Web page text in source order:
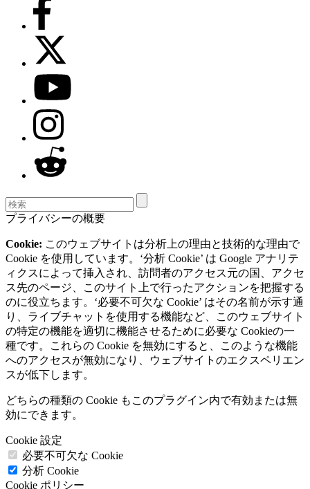
プライバシーの概要
Cookie: このウェブサイトは分析上の理由と技術的な理由で
Cookie を使用しています。‘分析 Cookie’ は Google アナリテ
ィクスによって挿入され、訪問者のアクセス元の国、アクセ
ス先のページ、このサイト上で行ったアクションを把握する
のに役立ちます。‘必要不可欠な Cookie’ はその名前が示す通
り、ライブチャットを使用する機能など、このウェブサイト
の特定の機能を適切に機能させるために必要な Cookieの一
種です。これらの Cookie を無効にすると、このような機能
へのアクセスが無効になり、ウェブサイトのエクスペリエン
スが低下します。
どちらの種類の Cookie もこのプラグイン内で有効または無
効にできます。
Cookie 設定
必要不可欠な Cookie
分析 Cookie
Cookie ポリシー